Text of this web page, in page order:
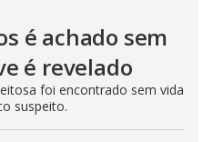
é achado sem
é revelado
foi encontrado sem vida
suspeito.